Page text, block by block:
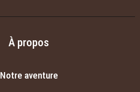
À propos
Notre aventure